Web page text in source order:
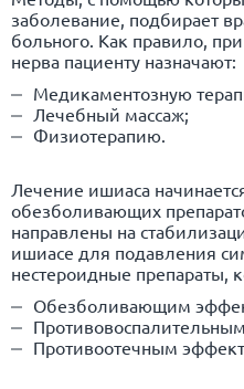
заболевание, подбирает
больного. Как правило,
нерва пациенту назначают:
Медикаментозную
Лечебный массаж;
Физиотерапию.
Лечение ишиаса
обезболивающих
направлены на
ишиасе для подавления
нестероидные препараты,
Обезболивающим
Противоотечным